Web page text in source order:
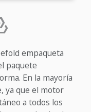
empaqueta
paquete
En la mayoría
ya que el motor
a todos los